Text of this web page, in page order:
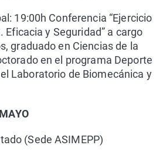
19:00h Conferencia “Ejercicio
y Seguridad” a cargo
graduado en Ciencias de la
en el programa Deporte
Laboratorio de Biomecánica y
(Sede ASIMEPP)